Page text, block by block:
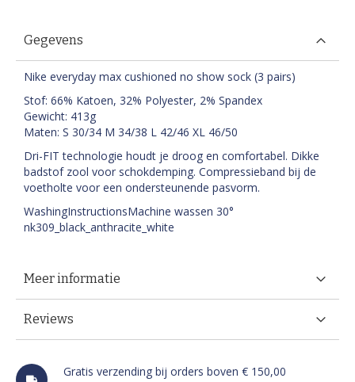
Gratis verzending bij orders boven € 150,00
Gegevens
Nike everyday max cushioned no show sock (3 pairs)
Stof: 66% Katoen, 32% Polyester, 2% Spandex
Gewicht: 413g
Maten: S 30/34 M 34/38 L 42/46 XL 46/50
Dri-FIT technologie houdt je droog en comfortabel. Dikke
badstof zool voor schokdemping. Compressieband bij de
voetholte voor een ondersteunende pasvorm.
WashingInstructionsMachine wassen 30°
nk309_black_anthracite_white
Meer informatie
Reviews